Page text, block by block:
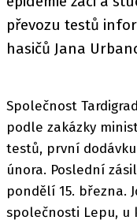
převozu testů
hasičů Jana
Společnost
podle zakázky
testů, první
února. Poslední
pondělí 15. března.
společnosti Lepu, u